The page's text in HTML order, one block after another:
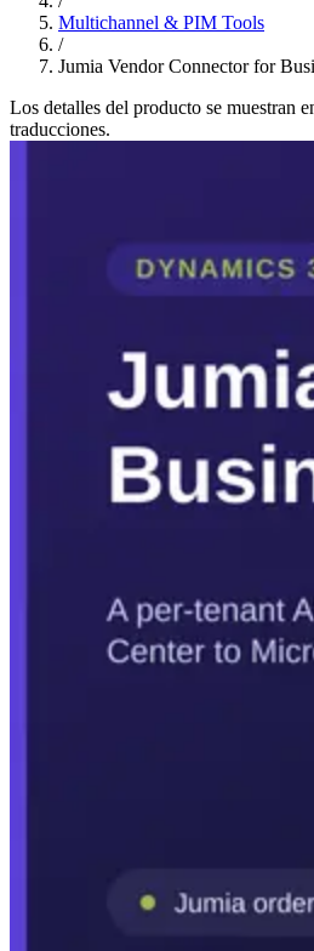
Multichannel & PIM Tools
/
Jumia Vendor Connector for
Los detalles del producto se muestran
traducciones.